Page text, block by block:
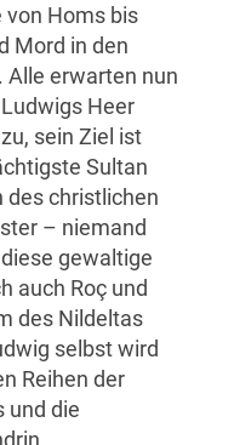
von Homs bis
Mord in den
Alle erwarten nun
Heer
sein Ziel ist
Sultan
des christlichen
– niemand
gewaltige
auch Roç und
des Nildeltas
selbst wird
Reihen der
und die
…